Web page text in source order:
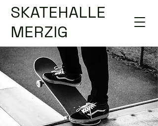
SKATEHALLE
MERZIG